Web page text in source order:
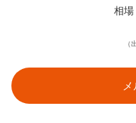
相場
（